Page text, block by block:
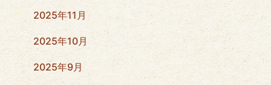
2025年11月
2025年10月
2025年9月